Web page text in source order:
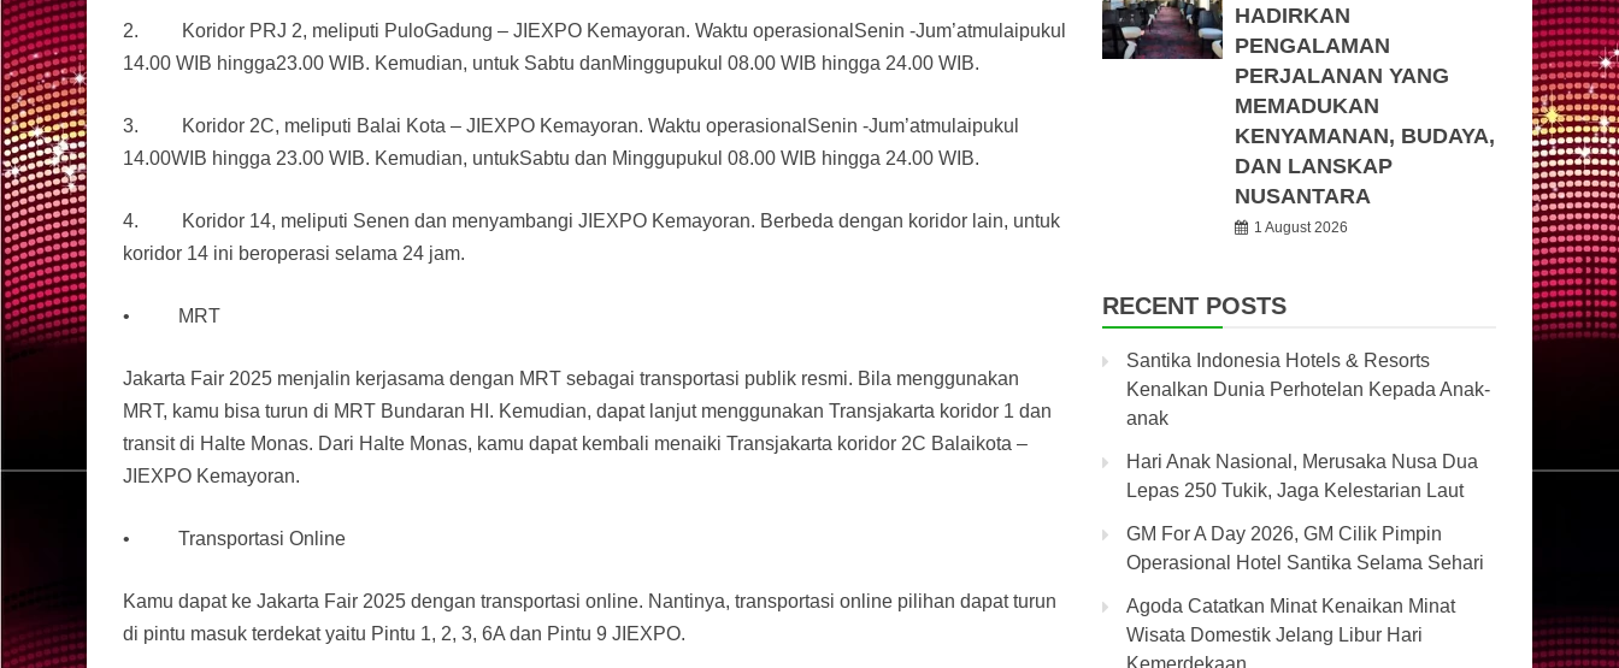
2. Koridor PRJ 2, meliputi PuloGadung – JIEXPO Kemayoran. Waktu operasionalSenin -Jum’atmulaipukul
14.00 WIB hingga23.00 WIB. Kemudian, untuk Sabtu danMinggupukul 08.00 WIB hingga 24.00 WIB.
3. Koridor 2C, meliputi Balai Kota – JIEXPO Kemayoran. Waktu operasionalSenin -Jum’atmulaipukul
14.00WIB hingga 23.00 WIB. Kemudian, untukSabtu dan Minggupukul 08.00 WIB hingga 24.00 WIB.
4. Koridor 14, meliputi Senen dan menyambangi JIEXPO Kemayoran. Berbeda dengan koridor lain, untuk
koridor 14 ini beroperasi selama 24 jam.
• MRT
Jakarta Fair 2025 menjalin kerjasama dengan MRT sebagai transportasi publik resmi. Bila menggunakan
MRT, kamu bisa turun di MRT Bundaran HI. Kemudian, dapat lanjut menggunakan Transjakarta koridor 1 dan
transit di Halte Monas. Dari Halte Monas, kamu dapat kembali menaiki Transjakarta koridor 2C Balaikota –
JIEXPO Kemayoran.
• Transportasi Online
Kamu dapat ke Jakarta Fair 2025 dengan transportasi online. Nantinya, transportasi online pilihan dapat turun
di pintu masuk terdekat yaitu Pintu 1, 2, 3, 6A dan Pintu 9 JIEXPO.
HADIRKAN
PENGALAMAN
PERJALANAN YANG
MEMADUKAN
KENYAMANAN, BUDAYA,
DAN LANSKAP
NUSANTARA
1 August 2026
RECENT POSTS
Santika Indonesia Hotels & Resorts
Kenalkan Dunia Perhotelan Kepada Anak-
anak
Hari Anak Nasional, Merusaka Nusa Dua
Lepas 250 Tukik, Jaga Kelestarian Laut
GM For A Day 2026, GM Cilik Pimpin
Operasional Hotel Santika Selama Sehari
Agoda Catatkan Minat Kenaikan Minat
Wisata Domestik Jelang Libur Hari